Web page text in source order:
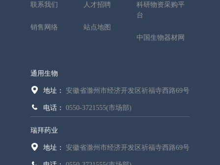
联系我们
销售网络
人才招聘
站点地图
科研物资采购平
台
中国生物器材网
通用生物
地址： 安徽省滁州市经济开发区祈福寺西路69号
电话： 0550-3721555(市场部)
瑞拜药业
地址： 安徽省滁州市经济开发区祈福寺西路69号